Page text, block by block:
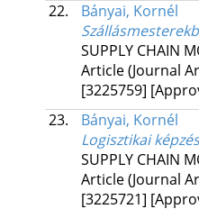
22.
Bányai, Kornél
SUPPLY CHAIN
Article (Journal
[3225759]
23.
Bányai, Kornél
Logisztikai
SUPPLY CHAIN
Article (Journal
[3225721]